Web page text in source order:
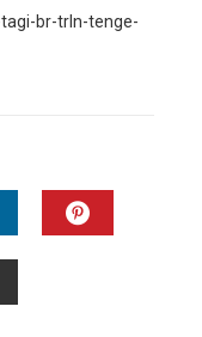
br-trln-tenge-